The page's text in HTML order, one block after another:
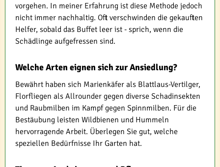
vorgehen. In meiner Erfahrung ist diese Methode jedoch
nicht immer nachhaltig. Oft verschwinden die gekauften
Helfer, sobald das Buffet leer ist - sprich, wenn die
Schädlinge aufgefressen sind.
Welche Arten eignen sich zur Ansiedlung?
Bewährt haben sich Marienkäfer als Blattlaus-Vertilger,
Florfliegen als Allrounder gegen diverse Schadinsekten
und Raubmilben im Kampf gegen Spinnmilben. Für die
Bestäubung leisten Wildbienen und Hummeln
hervorragende Arbeit. Überlegen Sie gut, welche
speziellen Bedürfnisse Ihr Garten hat.